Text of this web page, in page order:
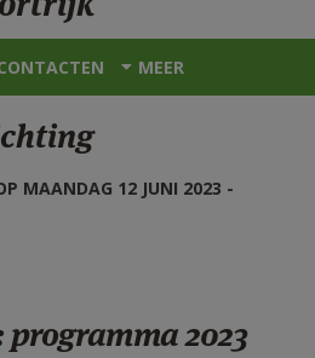
MEER
MAANDAG 12 JUNI 2023 -
2023